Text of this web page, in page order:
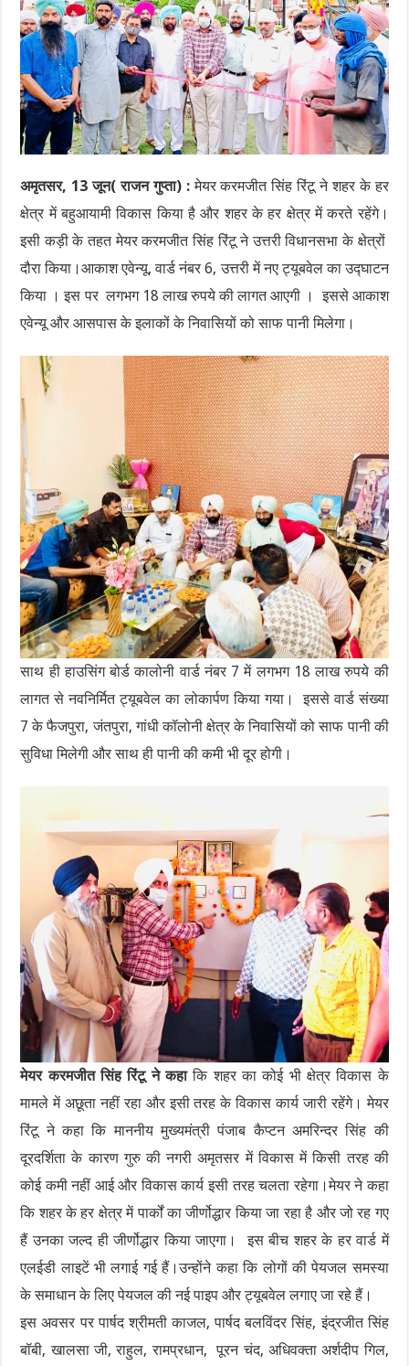
अमृतसर, 13 जून( राजन गुप्ता) :मेयर करमजीत सिंह रिंटू ने शहर के हर
क्षेत्र में बहुआयामी विकास किया है और शहर के हर क्षेत्र में करते रहेंगे।
इसी कड़ी के तहत मेयर करमजीत सिंह रिंटू ने उत्तरी विधानसभा के क्षेत्रों
दौरा किया।आकाश एवेन्यू, वार्ड नंबर 6, उत्तरी में नए ट्यूबवेल का उद्घाटन
किया । इस पर लगभग 18 लाख रुपये की लागत आएगी । इससे आकाश
एवेन्यू और आसपास के इलाकों के निवासियों को साफ पानी मिलेगा।
साथ ही हाउसिंग बोर्ड कालोनी वार्ड नंबर 7 में लगभग 18 लाख रुपये की
लागत से नवनिर्मित ट्यूबवेल का लोकार्पण किया गया। इससे वार्ड संख्या
7 के फैजपुरा, जंतपुरा, गांधी कॉलोनी क्षेत्र के निवासियों को साफ पानी की
सुविधा मिलेगी और साथ ही पानी की कमी भी दूर होगी।
मेयर करमजीत सिंह रिंटू ने कहाकि शहर का कोई भी क्षेत्र विकास के
मामले में अछूता नहीं रहा और इसी तरह के विकास कार्य जारी रहेंगे। मेयर
रिंटू ने कहा कि माननीय मुख्यमंत्री पंजाब कैप्टन अमरिन्दर सिंह की
दूरदर्शिता के कारण गुरु की नगरी अमृतसर में विकास में किसी तरह की
कोई कमी नहीं आई और विकास कार्य इसी तरह चलता रहेगा।मेयर ने कहा
कि शहर के हर क्षेत्र में पार्कों का जीर्णोद्धार किया जा रहा है और जो रह गए
हैं उनका जल्द ही जीर्णोद्धार किया जाएगा। इस बीच शहर के हर वार्ड में
एलईडी लाइटें भी लगाई गई हैं।उन्होंने कहा कि लोगों की पेयजल समस्या
के समाधान के लिए पेयजल की नई पाइप और ट्यूबवेल लगाए जा रहे हैं।
इस अवसर पर पार्षद श्रीमती काजल, पार्षद बलविंदर सिंह, इंद्रजीत सिंह
बॉबी, खालसा जी, राहुल, रामप्रधान, पूरन चंद, अधिवक्ता अर्शदीप गिल,